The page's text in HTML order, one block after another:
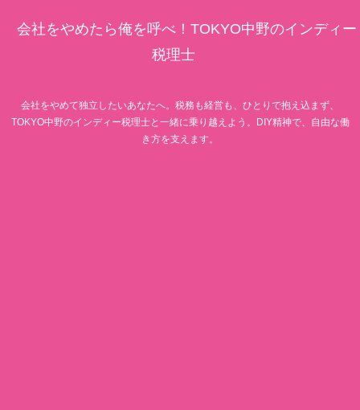
会社をやめたら俺を呼べ！TOKYO中野のインディー
税理士
会社をやめて独立したいあなたへ。税務も経営も、ひとりで抱え込まず、
TOKYO中野のインディー税理士と一緒に乗り越えよう。DIY精神で、自由な働
き方を支えます。